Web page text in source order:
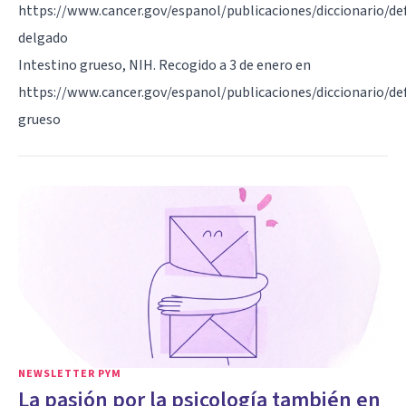
https://www.cancer.gov/espanol/publicaciones/diccionario/
delgado
Intestino grueso, NIH. Recogido a 3 de enero en
https://www.cancer.gov/espanol/publicaciones/diccionario/
grueso
NEWSLETTER PYM